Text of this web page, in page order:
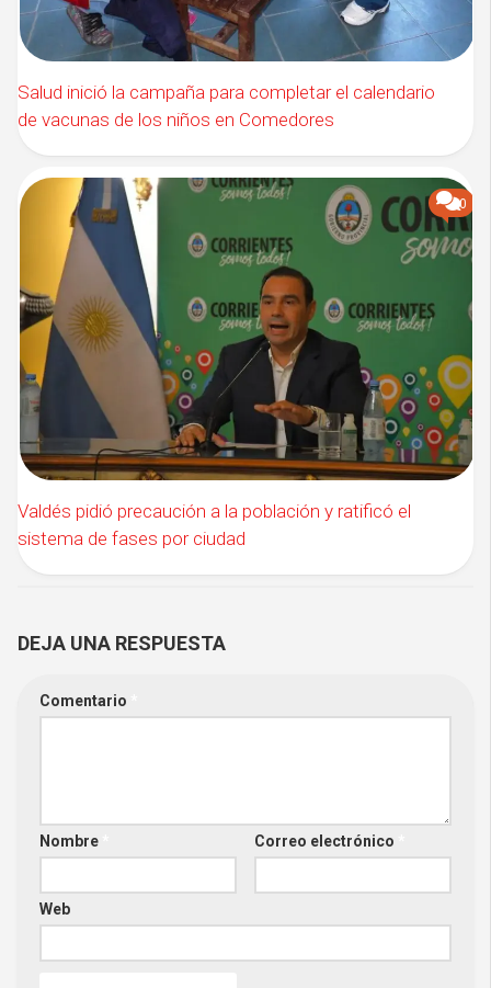
Salud inició la campaña para completar el calendario
de vacunas de los niños en Comedores
0
Valdés pidió precaución a la población y ratificó el
sistema de fases por ciudad
DEJA UNA RESPUESTA
Comentario
Nombre Correo electrónico
Web